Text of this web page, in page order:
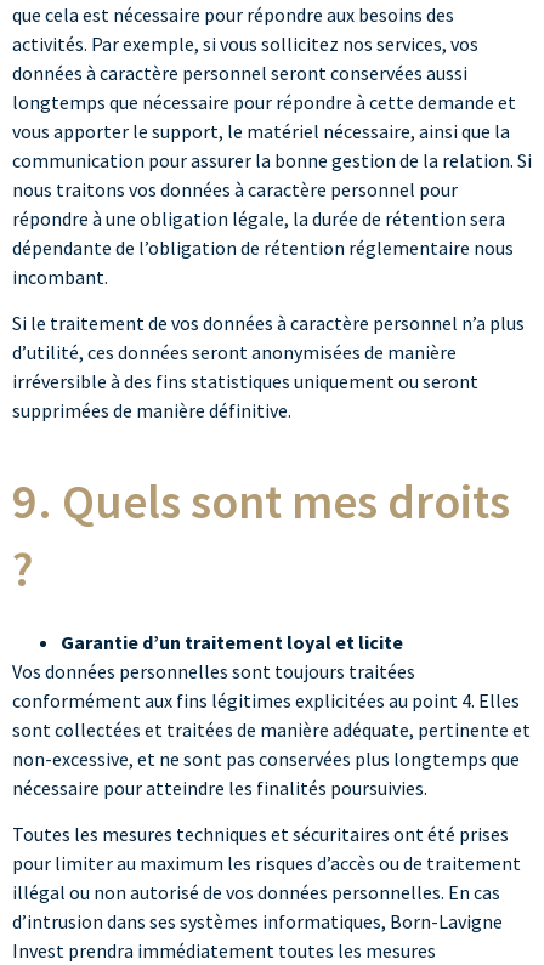
que cela est nécessaire pour répondre aux besoins des
activités. Par exemple, si vous sollicitez nos services, vos
données à caractère personnel seront conservées aussi
longtemps que nécessaire pour répondre à cette demande et
vous apporter le support, le matériel nécessaire, ainsi que la
communication pour assurer la bonne gestion de la relation. Si
nous traitons vos données à caractère personnel pour
répondre à une obligation légale, la durée de rétention sera
dépendante de l’obligation de rétention réglementaire nous
incombant.
Si le traitement de vos données à caractère personnel n’a plus
d’utilité, ces données seront anonymisées de manière
irréversible à des fins statistiques uniquement ou seront
supprimées de manière définitive.
9. Quels sont mes droits
?
Garantie d’un traitement loyal et licite
Vos données personnelles sont toujours traitées
conformément aux fins légitimes explicitées au point 4. Elles
sont collectées et traitées de manière adéquate, pertinente et
non-excessive, et ne sont pas conservées plus longtemps que
nécessaire pour atteindre les finalités poursuivies.
Toutes les mesures techniques et sécuritaires ont été prises
pour limiter au maximum les risques d’accès ou de traitement
illégal ou non autorisé de vos données personnelles. En cas
d’intrusion dans ses systèmes informatiques, Born-Lavigne
Invest prendra immédiatement toutes les mesures